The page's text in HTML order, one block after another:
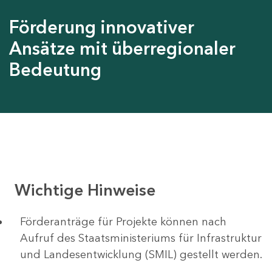
Förderung innovativer
Ansätze mit überregionaler
Bedeutung
Wichtige Hinweise
Förderanträge für Projekte können nach
Aufruf des Staatsministeriums für Infrastruktur
und Landesentwicklung (SMIL) gestellt werden.